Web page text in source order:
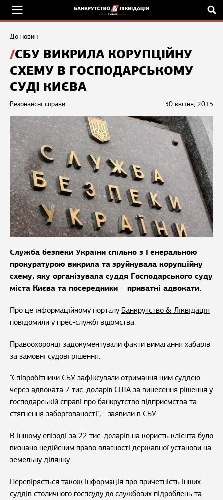
До новин
СБУ ВИКРИЛА КОРУПЦІЙНУ
СХЕМУ В ГОСПОДАРСЬКОМУ
СУДІ КИЄВА
30 квітня, 2015
Резонансні справи
Служба безпеки України спільно з Генеральною
прокуратурою викрила та зруйнувала корупційну
схему, яку організувала суддя Господарського суду
міста Києва та посередники − приватні адвокати.
Про це інформаційному порталу Банкрутство & Ліквідація
повідомили у прес-службі відомства.
Правоохоронці задокументували факти вимагання хабарів
за замовні судові рішення.
"Співробітники СБУ зафіксували отримання цим суддею
через адвоката 7 тис. доларів США за винесення рішення у
господарській справі про банкрутство підприємства та
стягнення заборгованості", - заявили в СБУ.
В іншому епізоді за 22 тис. доларів на користь клієнта було
визнано недійсним право власності державної установи на
земельну ділянку.
Перевіряється також інформація про причетність інших
суддів столичного госпсуду до службових підроблень та